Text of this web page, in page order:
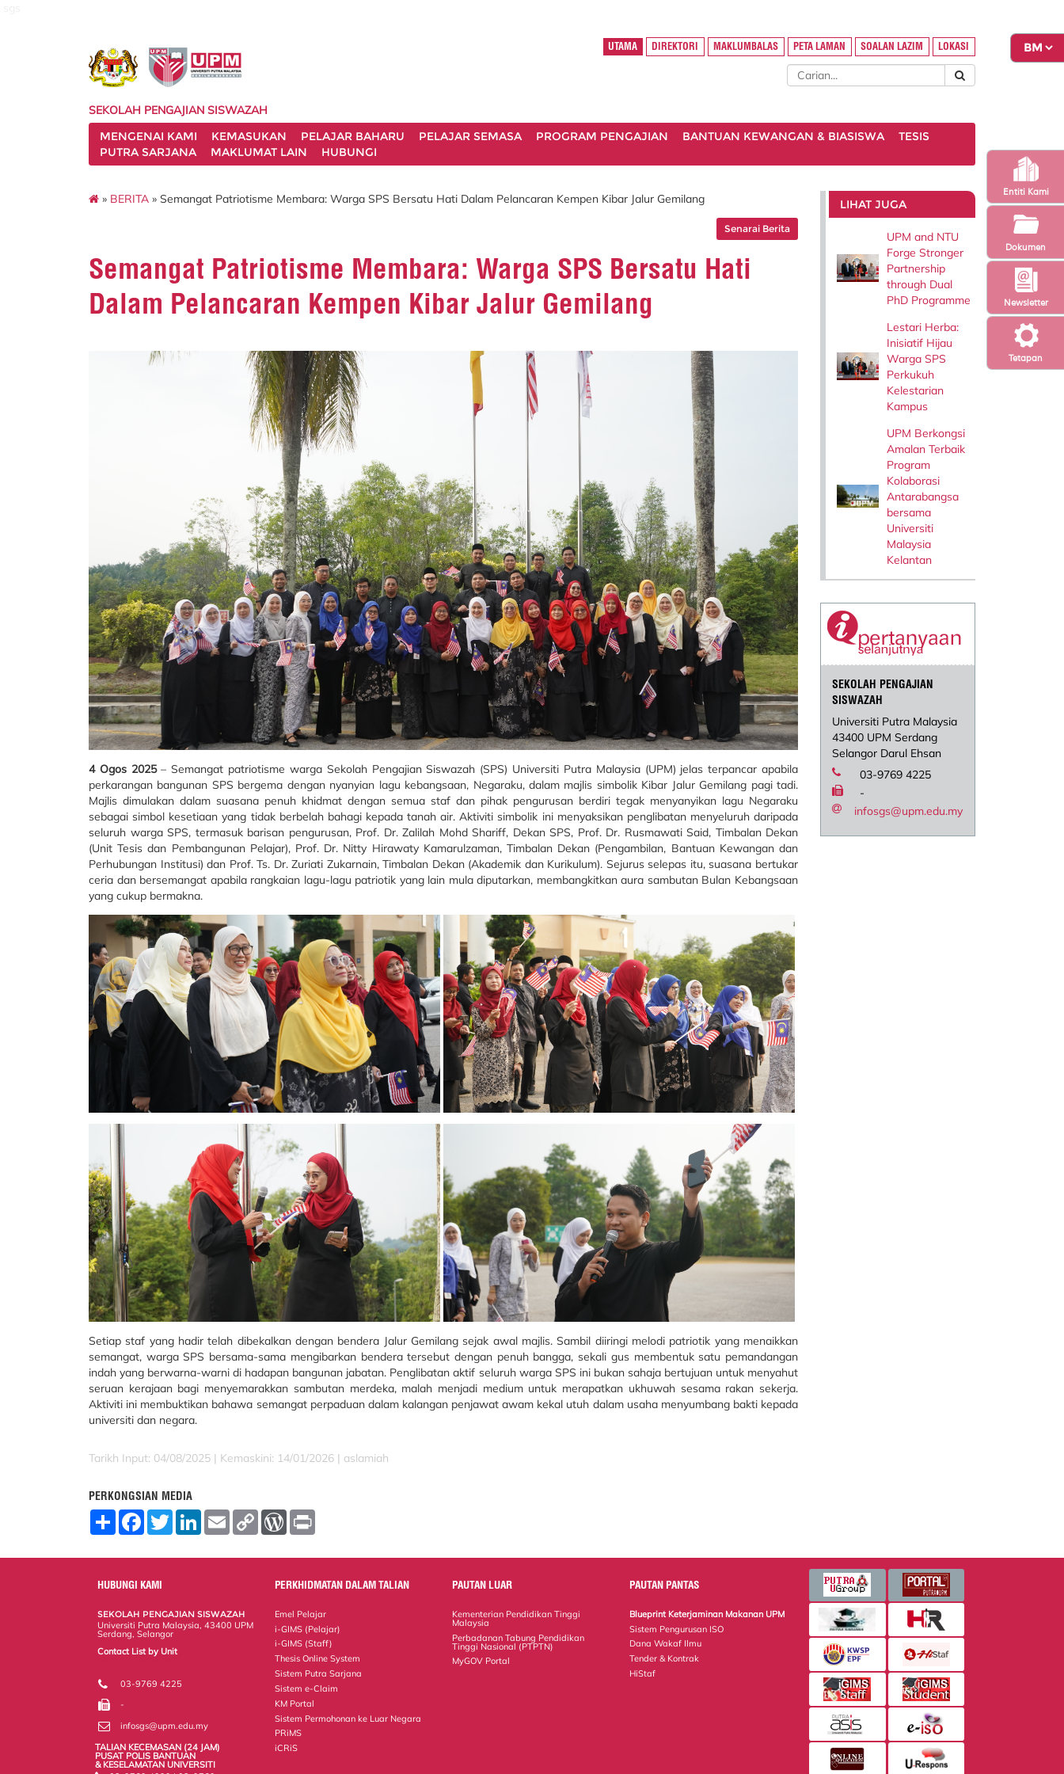
Tetapan
Newsletter
Entiti Kami
Dokumen
UTAMA DIREKTORI MAKLUMBALAS PETA LAMAN SOALAN LAZIM LOKASI
SEKOLAH PENGAJIAN SISWAZAH
MENGENAI KAMI
KEMASUKAN PELAJAR BAHARU PELAJAR SEMASA PROGRAM PENGAJIAN BANTUAN KEWANGAN & BIASISWA
TESIS
PUTRA SARJANA
MAKLUMAT LAIN HUBUNGI
» BERITA » Semangat Patriotisme Membara: Warga SPS Bersatu Hati Dalam Pelancaran Kempen Kibar Jalur Gemilang
Senarai Berita
Semangat Patriotisme Membara: Warga SPS Bersatu Hati
Dalam Pelancaran Kempen Kibar Jalur Gemilang
4 Ogos 2025– Semangat patriotisme warga Sekolah Pengajian Siswazah (SPS) Universiti Putra Malaysia (UPM) jelas terpancar apabila
perkarangan bangunan SPS bergema dengan nyanyian lagu kebangsaan, Negaraku, dalam majlis simbolik Kibar Jalur Gemilang pagi tadi.
Majlis dimulakan dalam suasana penuh khidmat dengan semua staf dan pihak pengurusan berdiri tegak menyanyikan lagu Negaraku
sebagai simbol kesetiaan yang tidak berbelah bahagi kepada tanah air. Aktiviti simbolik ini menyaksikan penglibatan menyeluruh daripada
seluruh warga SPS, termasuk barisan pengurusan, Prof. Dr. Zalilah Mohd Shariff, Dekan SPS, Prof. Dr. Rusmawati Said, Timbalan Dekan
(Unit Tesis dan Pembangunan Pelajar), Prof. Dr. Nitty Hirawaty Kamarulzaman, Timbalan Dekan (Pengambilan, Bantuan Kewangan dan
Perhubungan Institusi) dan Prof. Ts. Dr. Zuriati Zukarnain, Timbalan Dekan (Akademik dan Kurikulum). Sejurus selepas itu, suasana bertukar
ceria dan bersemangat apabila rangkaian lagu-lagu patriotik yang lain mula diputarkan, membangkitkan aura sambutan Bulan Kebangsaan
yang cukup bermakna.
Setiap staf yang hadir telah dibekalkan dengan bendera Jalur Gemilang sejak awal majlis. Sambil diiringi melodi patriotik yang menaikkan
semangat, warga SPS bersama-sama mengibarkan bendera tersebut dengan penuh bangga, sekali gus membentuk satu pemandangan
indah yang berwarna-warni di hadapan bangunan jabatan. Penglibatan aktif seluruh warga SPS ini bukan sahaja bertujuan untuk menyahut
seruan kerajaan bagi menyemarakkan sambutan merdeka, malah menjadi medium untuk merapatkan ukhuwah sesama rakan sekerja.
Aktiviti ini membuktikan bahawa semangat perpaduan dalam kalangan penjawat awam kekal utuh dalam usaha menyumbang bakti kepada
universiti dan negara.
Tarikh Input: 04/08/2025 | Kemaskini: 14/01/2026 | aslamiah
PERKONGSIAN MEDIA
S
F
o
o
T
w
L
E
m
C
W
r
e
s
LIHAT JUGA
UPM and NTU
Forge Stronger
Partnership
through Dual
PhD Programme
Lestari Herba:
Inisiatif Hijau
Warga SPS
Perkukuh
Kelestarian
Kampus
UPM Berkongsi
Amalan Terbaik
Program
Kolaborasi
Antarabangsa
bersama
Universiti
Malaysia
Kelantan
SEKOLAH PENGAJIAN
SISWAZAH
Universiti Putra Malaysia
43400 UPM Serdang
Selangor Darul Ehsan
03-9769 4225
-
infosgs@upm.edu.my
HUBUNGI KAMI
SEKOLAH PENGAJIAN SISWAZAH
Universiti Putra Malaysia, 43400 UPM
Serdang, Selangor
Contact List by Unit
Staff and Services
03-9769 4225
-
infosgs@upm.edu.my
TALIAN KECEMASAN (24 JAM)
PUSAT POLIS BANTUAN
& KESELAMATAN UNIVERSITI
PERKHIDMATAN DALAM TALIAN
Emel Pelajar
i-GIMS (Pelajar)
i-GIMS (Staff)
Thesis Online System
Sistem Putra Sarjana
Sistem e-Claim
KM Portal
Sistem Permohonan ke Luar Negara
PRiMS
iCRiS
PAUTAN LUAR
Kementerian Pendidikan Tinggi
Malaysia
Perbadanan Tabung Pendidikan
Tinggi Nasional (PTPTN)
MyGOV Portal
PAUTAN PANTAS
Blueprint Keterjaminan Makanan UPM
Sistem Pengurusan ISO
Dana Wakaf Ilmu
Tender & Kontrak
HiStaf